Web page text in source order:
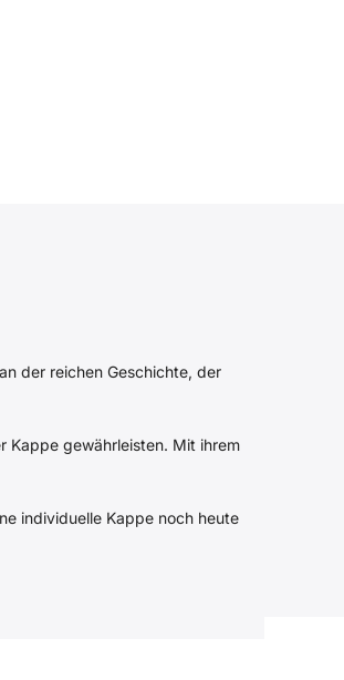
der reichen Geschichte, der
Kappe gewährleisten. Mit ihrem
individuelle Kappe noch heute